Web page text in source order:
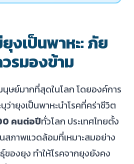
ยุงเป็นพาหะ: ภัย
รมองข้าม
ษย์มากที่สุดในโลก โดยองค์การ
ว่ายุงเป็นพาหะนำโรคที่คร่าชีวิต
คนต่อปีทั่วโลก ประเทศไทยตั้ง
สภาพแวดล้อมที่เหมาะสมอย่าง
องยุง ทำให้โรคจากยุงยังคง